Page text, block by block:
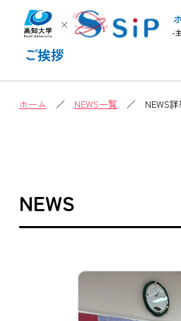
ご挨拶
ホーム ／ NEWS一覧 ／ NEWS詳
NEWS